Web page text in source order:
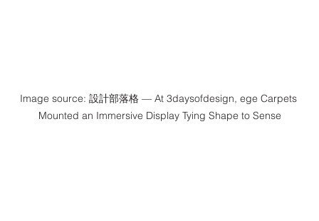
Image source: 設計部落格 — At 3daysofdesign, ege Carpets
Mounted an Immersive Display Tying Shape to Sense